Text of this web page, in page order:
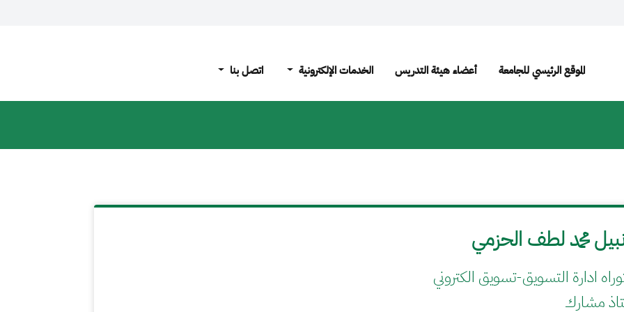
الموقع الرئيسي للجامعة أعضاء هيئة التدريس الخدمات الإلكترونية اتصل بنا
محمد لطف الحزمي
ادارة التسويق-تسويق الكتروني
مشارك